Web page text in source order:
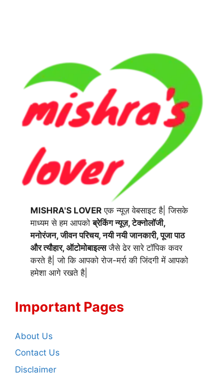
MISHRA'S LOVER एक न्यूज़ वेबसाइट है| जिसके
माध्यम से हम आपकोब्रेकिंग न्यूज़, टेक्नोलॉजी,
मनोरंजन, जीवन परिचय, नयी नयी जानकारी, पूजा पाठ
और त्यौहार, ऑटोमोबाइल्सजैसे ढेर सारे टॉपिक कवर
करते है| जो कि आपको रोज-मर्रा की जिंदगी में आपको
हमेशा आगे रखते है|
Important Pages
About Us
Contact Us
Disclaimer